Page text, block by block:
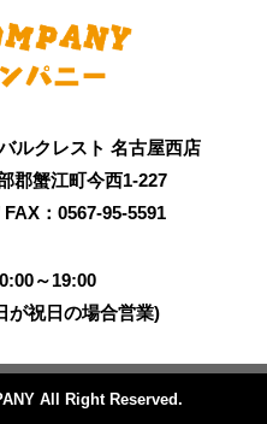
ルクレスト 名古屋西店
郡蟹江町今西1-227
：0567-95-5591
～19:00
が祝日の場合営業)
All Right Reserved.